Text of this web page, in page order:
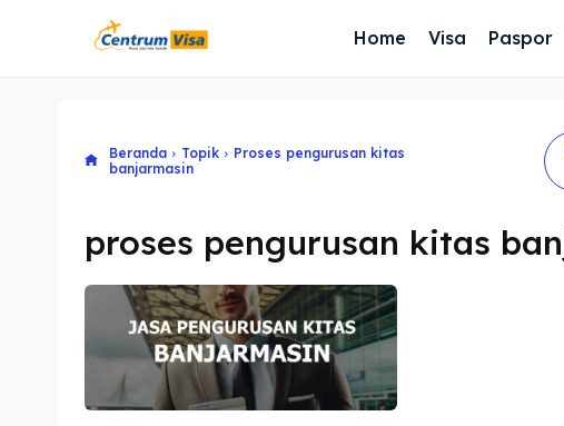
Home Visa Paspor
Beranda Topik
Proses pengurusan kitas
banjarmasin
proses pengurusan kitas